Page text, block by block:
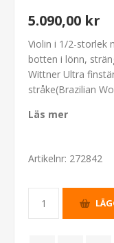
5.090,00 kr
Violin i 1/2-storlek
botten i lönn,
Wittner Ultra
stråke(Brazilian
Läs mer
Artikelnr: 272842